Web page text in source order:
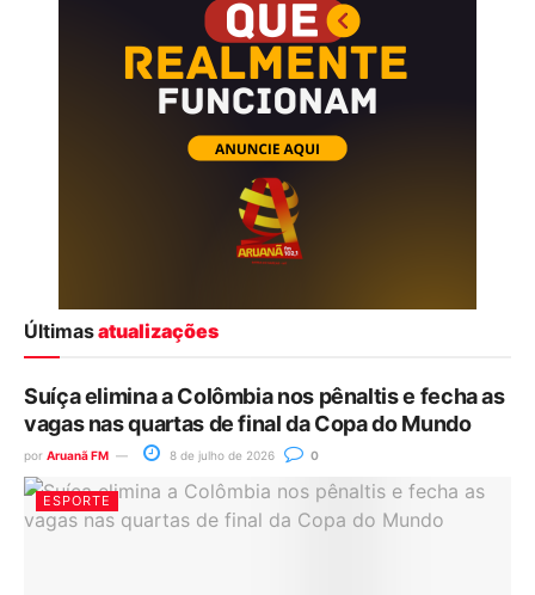
Últimasatualizações
Suíça elimina a Colômbia nos pênaltis e fecha as
vagas nas quartas de final da Copa do Mundo
por Aruanã FM 8 de julho de 2026 0
ESPORTE